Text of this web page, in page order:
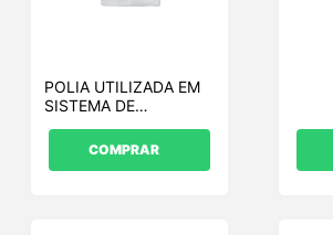
POLIA UTILIZADA EM
SISTEMA DE
COMPRAR